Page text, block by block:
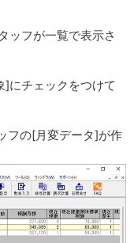
ッフが一覧で表示さ
]にチェックをつけて
フの[月変データ]が作